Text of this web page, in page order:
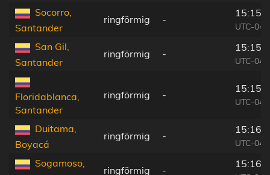
Socorro,
Santander
ringförmig -
UTC-
San Gil,
Santander
ringförmig -
UTC-
Floridablanca,
Santander
ringförmig -
UTC-
Duitama,
Boyacá
ringförmig -
UTC-
Sogamoso,
ringförmig -